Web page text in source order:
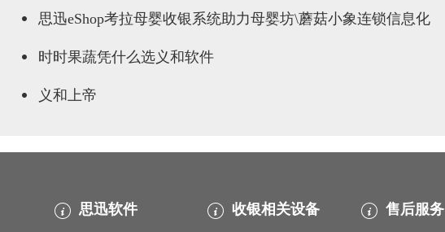
思迅eShop考拉母婴收银系统助力母婴坊\蘑菇小象连锁信息化
时时果蔬凭什么选义和软件
义和上帝
思迅软件 收银相关设备 售后服务